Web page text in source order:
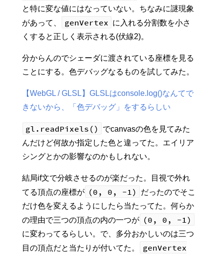
と特に変な値にはなっていない。ちなみに謎現象
があって、
genVertex に入れる分割数を小さ
くすると正しく表示される(伏線2)。
分からんのでシェーダに渡されている座標を見る
ことにする。色デバッグなるものを試してみた。
【WebGL / GLSL】GLSLはconsole.log()なんてで
きないから、「色デバッグ」をするらしい
gl.readPixels()
でcanvasの色を見てみた
んだけど何故か指定した色と違ってた。エイリア
シングとかの影響なのかもしれない。
結局if文で分岐させるのが楽だった。目視で外れ
てる頂点の座標が
(0, 0, -1)
だったのでそこ
だけ色を変えるようにしたら当たってた。何らか
の理由で三つの頂点の内の一つが
(0, 0, -1)
に変わってるらしい。で、多分おかしいのは三つ
目の頂点だと当たりが付いてた。
genVertex